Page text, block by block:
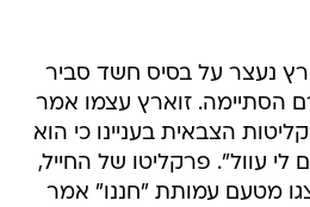
נעצר על בסיס חשד סביר
הסתיימה. זוארץ עצמו אמר
הצבאית בעניינו כי הוא
עוול". פרקליטו של החייל,
מטעם עמותת "חננו" אמר